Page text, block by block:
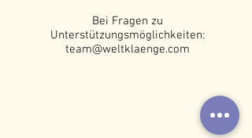
Bei Fragen zu
Unterstützungsmöglichkeiten:
team@weltklaenge.com